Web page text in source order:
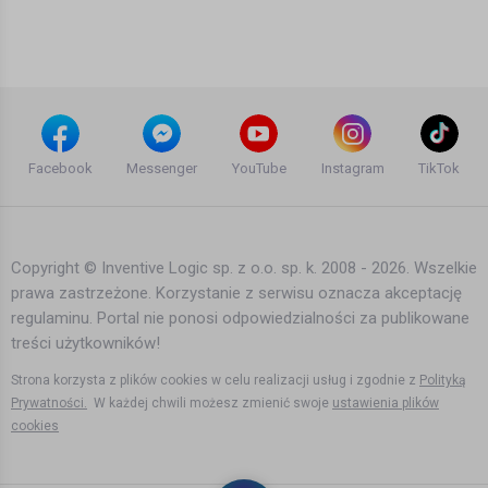
Norweskimi pieniędzmi rządzi szef
Norweski NAV nie ma pieniędzy na
zasiłki
Filmy instruktażowe
Bartek Karpowski
Facebook Messenger YouTube Instagram TikTok
Copyright © Inventive Logic sp. z o.o. sp. k. 2008 - 2026. Wszelkie
prawa zastrzeżone. Korzystanie z serwisu oznacza akceptację
regulaminu. Portal nie ponosi odpowiedzialności za publikowane
treści użytkowników!
Strona korzysta z plików cookies w celu realizacji usług i zgodnie z Polityką
Prywatności. W każdej chwili możesz zmienić swoje ustawienia plików
cookies